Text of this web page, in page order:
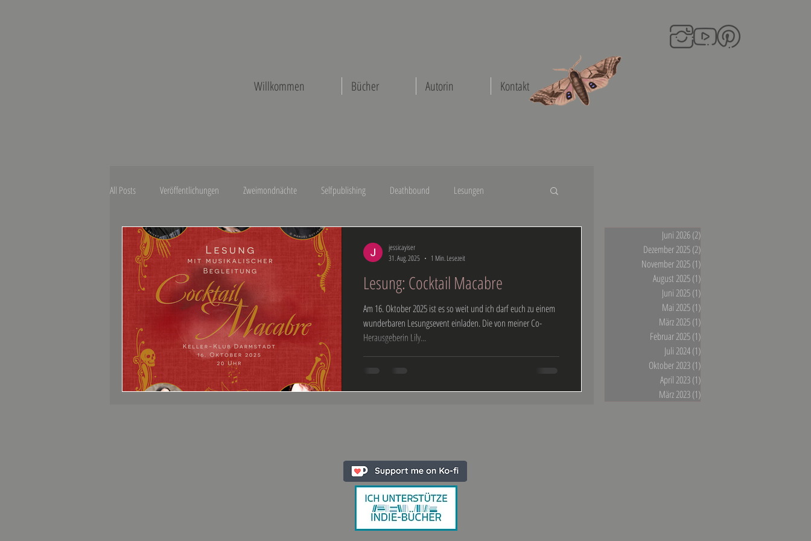
Willkommen Bücher Autorin Kontakt
All Posts Veröffentlichungen Zweimondnächte Selfpublishing Deathbound Lesungen
Cocktail Macabre Blade of Night Blade of Light
Lesung: Cocktail Macabre
Am 16. Oktober 2025 ist es so weit und ich darf euch zu einem
wunderbaren Lesungsevent einladen. Die von meiner Co-
Herausgeberin Lily...
jessicayiser
31. Aug. 2025
1 Min. Lesezeit
Juni 2026(2)
Dezember 2025(2)
November 2025(1)
August 2025(1)
Juni 2025(1)
Mai 2025(1)
März 2025(1)
Februar 2025(1)
Juli 2024(1)
Oktober 2023(1)
April 2023(1)
März 2023(1)